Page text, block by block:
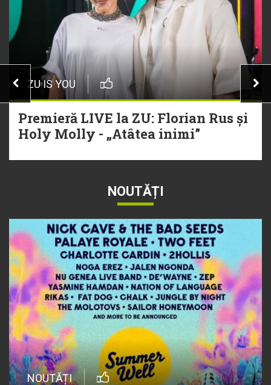
ZU IS YOU
Premieră LIVE la ZU: Florian Rus și
Holy Molly - „Atâtea inimi”
NOUTĂȚI
NOUTĂȚI